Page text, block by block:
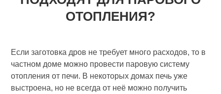
ОТОПЛЕНИЯ?
Если заготовка дров не требует много расходов, то в
частном доме можно провести паровую систему
отопления от печи. В некоторых домах печь уже
выстроена, но не всегда от неё можно получить